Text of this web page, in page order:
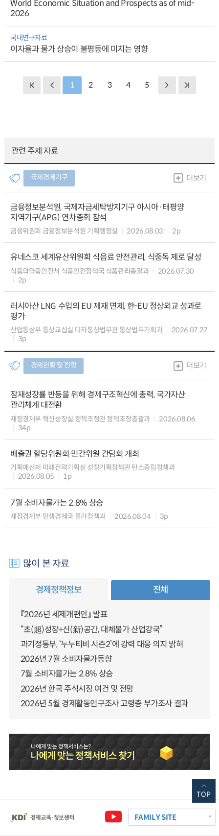
World Economic Situation and Prospects as of mid-
2026
국내연구자료
이자율과 물가 상승이 불평등에 미치는 영향
1 2 3 4 5
관련 주제 자료
국제경제기구 더보기
금융정보분석원, 국제자금세탁방지기구 아시아·태평양
지역기구(APG) 연차총회 참석
금융위원회 금융정보분석원 기획행정실 2026.08.03 2p
유네스코 세계유산위원회 식음료 안전관리, 식중독 제로 달성
식품의약품안전처 식품안전정책국 식품관리총괄과
2026.07.30
2p
러시아산 LNG 수입의 EU 제재 면제, 한-EU 정상외교 성과로
평가
산업통상부 통상교섭실 다자통상법무관 통상법무기획과
2026.07.27
3p
경제현황 및 전망 더보기
잠재성장률 반등을 위해 경제구조혁신에 총력, 국가자산
관리체계 대전환
재정경제부 혁신성장실 정책조정관 정책조정총괄과
2026.08.06
34p
배출권 할당위원회 민간위원 간담회 개최
기획예산처 미래전략기획실 성장기획정책관 탄소중립정책과
2026.08.05
1p
7월 소비자물가는 2.8% 상승
재정경제부 민생경제국 물가정책과 2026.08.04 3p
많이 본 자료
경제정책정보 전체
『2026년 세제개편안』 발표
“초(超)성장+신(新)공간, 대체불가 산업강국”
과기정통부, ‘누누티비 시즌2’에 강력 대응 의지 밝혀
2026년 7월 소비자물가동향
7월 소비자물가는 2.8% 상승
2026년 한국 주식시장 여건 및 전망
2026년 5월 경제활동인구조사 고령층 부가조사 결과
FAMILY SITE
TOP